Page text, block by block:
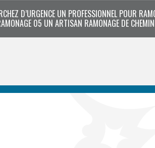
D’URGENCE UN PROFESSIONNEL POUR
05 UN ARTISAN RAMONAGE DE